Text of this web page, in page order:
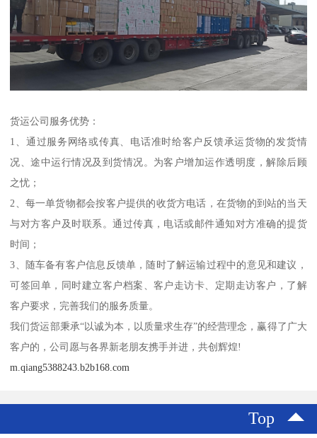
货运公司服务优势：
1、通过服务网络或传真、电话准时给客户反馈承运货物的发货情
况、途中运行情况及到货情况。为客户增加运作透明度，解除后顾
之忧；
2、每一单货物都会按客户提供的收货方电话，在货物的到站的当天
与对方客户及时联系。通过传真，电话或邮件通知对方准确的提货
时间；
3、随车备有客户信息反馈单，随时了解运输过程中的意见和建议，
可签回单，同时建立客户档案、客户走访卡、定期走访客户，了解
客户要求，完善我们的服务质量。
我们货运部秉承“以诚为本，以质量求生存”的经营理念，赢得了广大
客户的，公司愿与各界新老朋友携手并进，共创辉煌!
m.qiang5388243.b2b168.com
Top